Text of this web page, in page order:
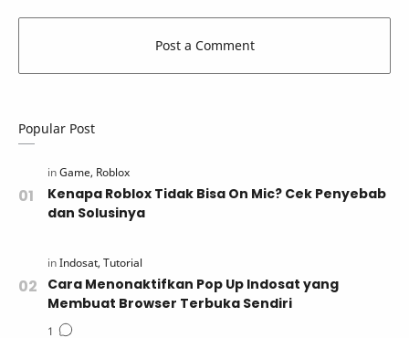
Popular Post
Kenapa Roblox Tidak Bisa On Mic? Cek Penyebab
dan Solusinya
Cara Menonaktifkan Pop Up Indosat yang
Membuat Browser Terbuka Sendiri